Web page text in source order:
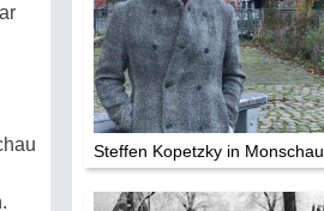
Steffen Kopetzky in Monschau